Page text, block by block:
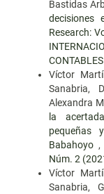
Bastidas
decisiones
Research:
Víctor
Sanabria,
Alexandra
la
pequeñas
Babahoyo ,
Núm. 2
Víctor
Sanabria,